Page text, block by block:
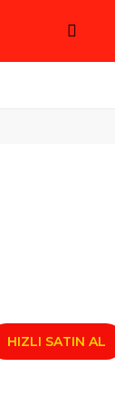
HIZLI SATIN AL